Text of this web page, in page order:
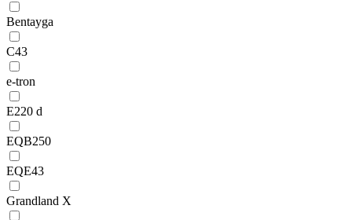
Bentayga
C43
e-tron
E220 d
EQB250
EQE43
Grandland X